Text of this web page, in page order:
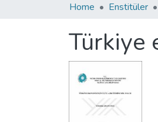
Home Enstitüler
Türkiye